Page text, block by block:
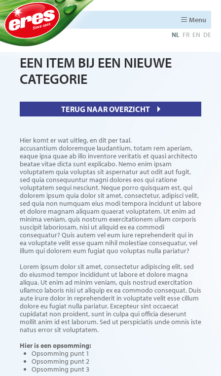
Menu
NL FR EN DE
EEN ITEM BIJ EEN NIEUWE
CATEGORIE
TERUG NAAR OVERZICHT
Hier komt er wat uitleg, en dit per taal.
accusantium doloremque laudantium, totam rem aperiam,
eaque ipsa quae ab illo inventore veritatis et quasi architecto
beatae vitae dicta sunt explicabo. Nemo enim ipsam
voluptatem quia voluptas sit aspernatur aut odit aut fugit,
sed quia consequuntur magni dolores eos qui ratione
voluptatem sequi nesciunt. Neque porro quisquam est, qui
dolorem ipsum quia dolor sit amet, consectetur, adipisci velit,
sed quia non numquam eius modi tempora incidunt ut labore
et dolore magnam aliquam quaerat voluptatem. Ut enim ad
minima veniam, quis nostrum exercitationem ullam corporis
suscipit laboriosam, nisi ut aliquid ex ea commodi
consequatur? Quis autem vel eum iure reprehenderit qui in
ea voluptate velit esse quam nihil molestiae consequatur, vel
illum qui dolorem eum fugiat quo voluptas nulla pariatur?
Lorem ipsum dolor sit amet, consectetur adipiscing elit, sed
do eiusmod tempor incididunt ut labore et dolore magna
aliqua. Ut enim ad minim veniam, quis nostrud exercitation
ullamco laboris nisi ut aliquip ex ea commodo consequat. Duis
aute irure dolor in reprehenderit in voluptate velit esse cillum
dolore eu fugiat nulla pariatur. Excepteur sint occaecat
cupidatat non proident, sunt in culpa qui officia deserunt
mollit anim id est laborum. Sed ut perspiciatis unde omnis iste
natus error sit voluptatem.
Hier is een opsomming:
Opsomming punt 1
Opsomming punt 2
Opsomming punt 3